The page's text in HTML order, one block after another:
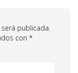
publicada.
con *